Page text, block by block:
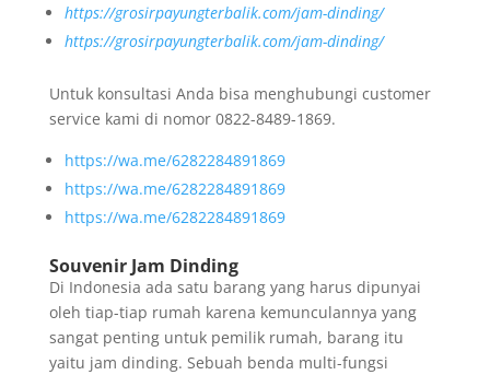
https://grosirpayungterbalik.com/jam-dinding/
https://grosirpayungterbalik.com/jam-dinding/
Untuk konsultasi Anda bisa menghubungi customer
service kami di nomor 0822-8489-1869.
https://wa.me/6282284891869
https://wa.me/6282284891869
https://wa.me/6282284891869
Souvenir Jam Dinding
Di Indonesia ada satu barang yang harus dipunyai
oleh tiap-tiap rumah karena kemunculannya yang
sangat penting untuk pemilik rumah, barang itu
yaitu jam dinding. Sebuah benda multi-fungsi